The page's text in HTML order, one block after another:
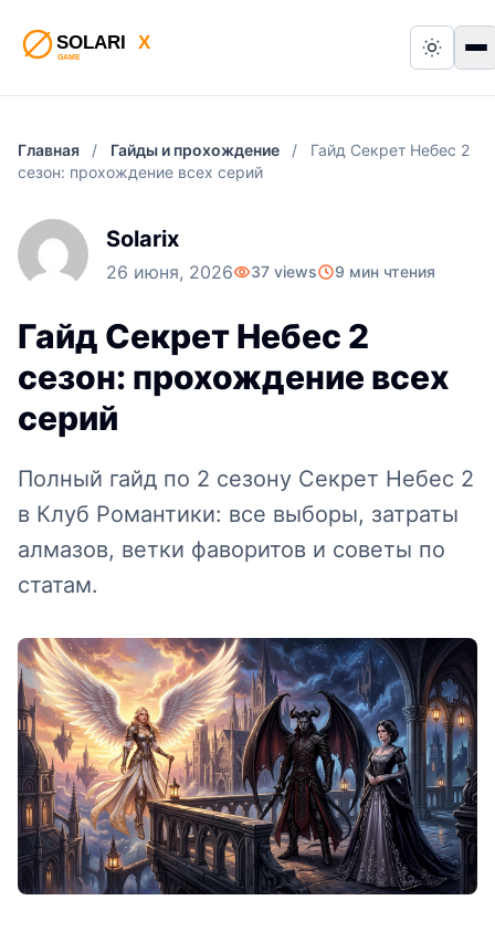
Switch
Главная / Гайды и прохождение /
Гайд Секрет Небес 2
сезон: прохождение всех серий
Solarix
26 июня, 2026 37 views 9 мин чтения
Гайд Секрет Небес 2
сезон: прохождение всех
серий
Полный гайд по 2 сезону Секрет Небес 2
в Клуб Романтики: все выборы, затраты
алмазов, ветки фаворитов и советы по
статам.